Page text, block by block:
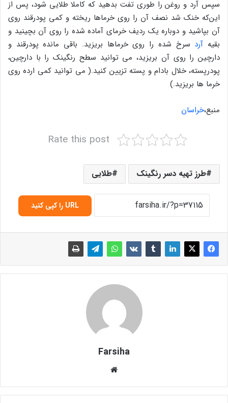
سپس آرد و روغن را طوری تفت بدهید که کاملا طلایی شود، پس از
این‌که خنک شد نصف آن را روی خرماها ریخته و کمی پودرقند روی
آن بپاشید و دوباره یک ردیف خرمای آماده شده را روی آن بچینید و
بقیه آرد سرخ شده را روی خرماها بریزید. باقی مانده پودرقند و
دارچین را روی آن بریزید، می توانید سطح رنگینک را با دارچین،
پودرپسته، خلال بادام و پسته تزیین کنید.( می توانید کمی ارده روی
خرما ها بریزید.)
منبع،خراسان
Rate this post
طرز تهیه دسر رنگینک طلایی
URL را کپی کنید
Farsiha
ت